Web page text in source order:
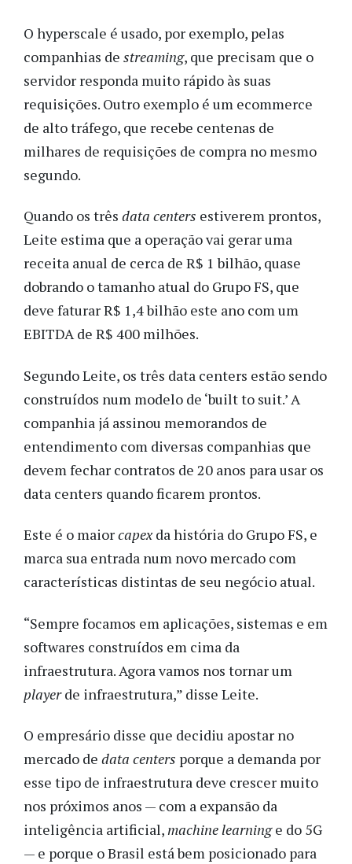
O hyperscale é usado, por exemplo, pelas
companhias de streaming, que precisam que o
servidor responda muito rápido às suas
requisições. Outro exemplo é um ecommerce
de alto tráfego, que recebe centenas de
milhares de requisições de compra no mesmo
segundo.
Quando os três data centers estiverem prontos,
Leite estima que a operação vai gerar uma
receita anual de cerca de R$ 1 bilhão, quase
dobrando o tamanho atual do Grupo FS, que
deve faturar R$ 1,4 bilhão este ano com um
EBITDA de R$ 400 milhões.
Segundo Leite, os três data centers estão sendo
construídos num modelo de ‘built to suit.’ A
companhia já assinou memorandos de
entendimento com diversas companhias que
devem fechar contratos de 20 anos para usar os
data centers quando ficarem prontos.
Este é o maiorcapexda história do Grupo FS, e
marca sua entrada num novo mercado com
características distintas de seu negócio atual.
“Sempre focamos em aplicações, sistemas e em
softwares construídos em cima da
infraestrutura. Agora vamos nos tornar um
playerde infraestrutura,” disse Leite.
O empresário disse que decidiu apostar no
mercado de data centers porque a demanda por
esse tipo de infraestrutura deve crescer muito
nos próximos anos — com a expansão da
inteligência artificial,machine learninge do 5G
— e porque o Brasil está bem posicionado para